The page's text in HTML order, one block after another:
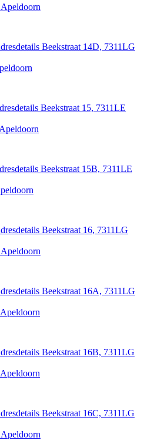
Beekstraat 14D, 7311LG
Beekstraat 15, 7311LE
Beekstraat 15B, 7311LE
Beekstraat 16, 7311LG
Beekstraat 16A, 7311LG
Beekstraat 16B, 7311LG
Beekstraat 16C, 7311LG